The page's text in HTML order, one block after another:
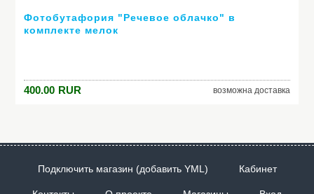
Фотобутафория "Речевое облачко" в
комплекте мелок
400.00 RUR возможна доставка
Подключить магазин (добавить YML) Кабинет